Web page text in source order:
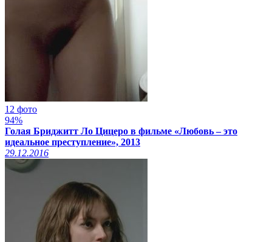
12 фото
94%
Голая Бриджитт Ло Цицеро в фильме «Любовь – это
идеальное преступление», 2013
29.12.2016